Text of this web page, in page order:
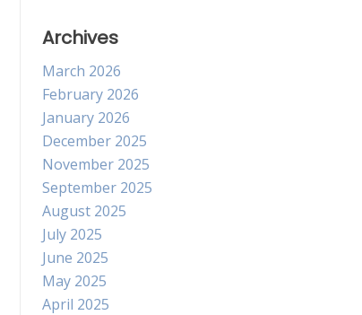
Archives
March 2026
February 2026
January 2026
December 2025
November 2025
September 2025
August 2025
July 2025
June 2025
May 2025
April 2025